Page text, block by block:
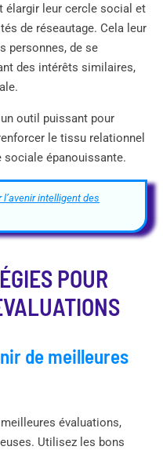
élargir leur cercle social et
de réseautage. Cela leur
personnes, de se
des intérêts similaires,
outil puissant pour
le tissu relationnel
sociale épanouissante.
intelligent des
POUR
de meilleures
évaluations,
Utilisez les bons